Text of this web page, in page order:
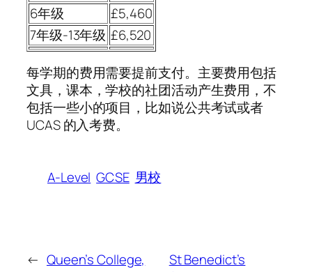
6年级
£5,460
7年级-13年级 £6,520
每学期的费用需要提前支付。主要费用包括
文具，课本，学校的社团活动产生费用，不
包括一些小的项目，比如说公共考试或者
UCAS 的入考费。
A-Level GCSE 男校
← Queen’s College,
St Benedict’s